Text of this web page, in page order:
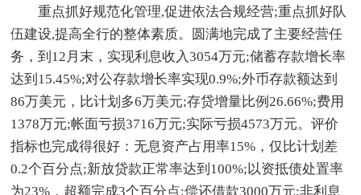
重点抓好规范化管理,促进依法合规经营;重点抓好队
伍建设,提高全行的整体素质。圆满地完成了主要经营任
务，到12月末，实现利息收入3054万元;储蓄存款增长率
达到15.45%;对公存款增长率实现0.9%;外币存款额达到
86万美元，比计划多6万美元;存贷增量比例26.66%;费用
1378万元;帐面亏损3716万元;实际亏损4573万元。评价
指标也完成得很好：无息资产占用率15%，仅比计划差
0.2个百分点;新放贷款正常率达到100%;以资抵债处置率
为23%，超额完成3个百分点;偿还借款3000万元;非利息